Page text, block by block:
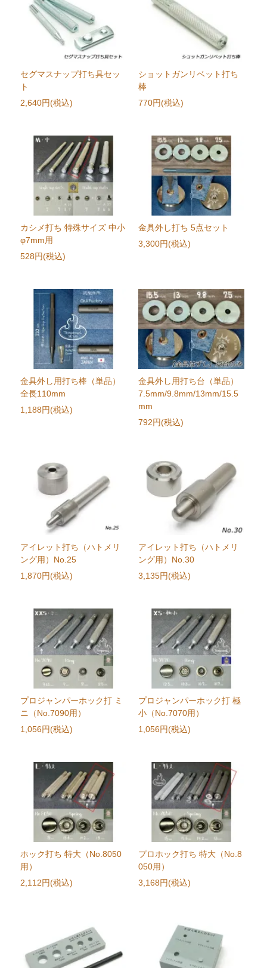
セグマスナップ打ち具セッ
ト
2,640円(税込)
ショットガンリベット打ち
棒
770円(税込)
カシメ打ち 特殊サイズ 中小
φ7mm用
528円(税込)
金具外し打ち 5点セット
3,300円(税込)
金具外し用打ち棒（単品）
全長110mm
1,188円(税込)
金具外し用打ち台（単品）
7.5mm/9.8mm/13mm/15.5
mm
792円(税込)
アイレット打ち（ハトメリ
ング用）No.25
1,870円(税込)
アイレット打ち（ハトメリ
ング用）No.30
3,135円(税込)
プロジャンパーホック打 ミ
ニ（No.7090用）
1,056円(税込)
プロジャンパーホック打 極
小（No.7070用）
1,056円(税込)
ホック打ち 特大（No.8050
用）
2,112円(税込)
プロホック打ち 特大（No.8
050用）
3,168円(税込)